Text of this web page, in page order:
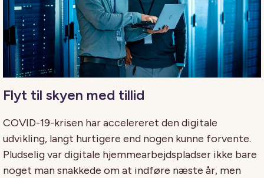
Flyt til skyen med tillid
COVID-19-krisen har accelereret den digitale
udvikling, langt hurtigere end nogen kunne forvente.
Pludselig var digitale hjemmearbejdspladser ikke bare
noget man snakkede om at indføre næste år, men